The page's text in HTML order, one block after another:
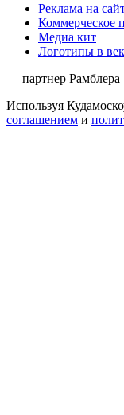
Реклама на
Коммерческое
Медиа кит
Логотипы в
— партнер Рамблера
Используя
соглашением и